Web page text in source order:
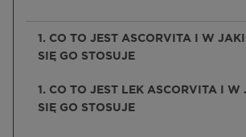
1. CO TO JEST ASCORVITA I W
SIĘ GO STOSUJE
1. CO TO JEST LEK ASCORVITA I W
SIĘ GO STOSUJE